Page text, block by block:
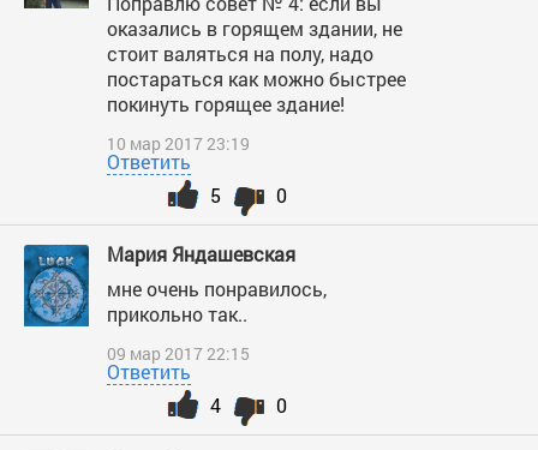
оказались в горящем здании, не
стоит валяться на полу, надо
постараться как можно быстрее
покинуть горящее здание!
10 мар 2017 23:19
Ответить
0
5
Мария Яндашевская
мне очень понравилось,
прикольно так..
09 мар 2017 22:15
Ответить
0
4